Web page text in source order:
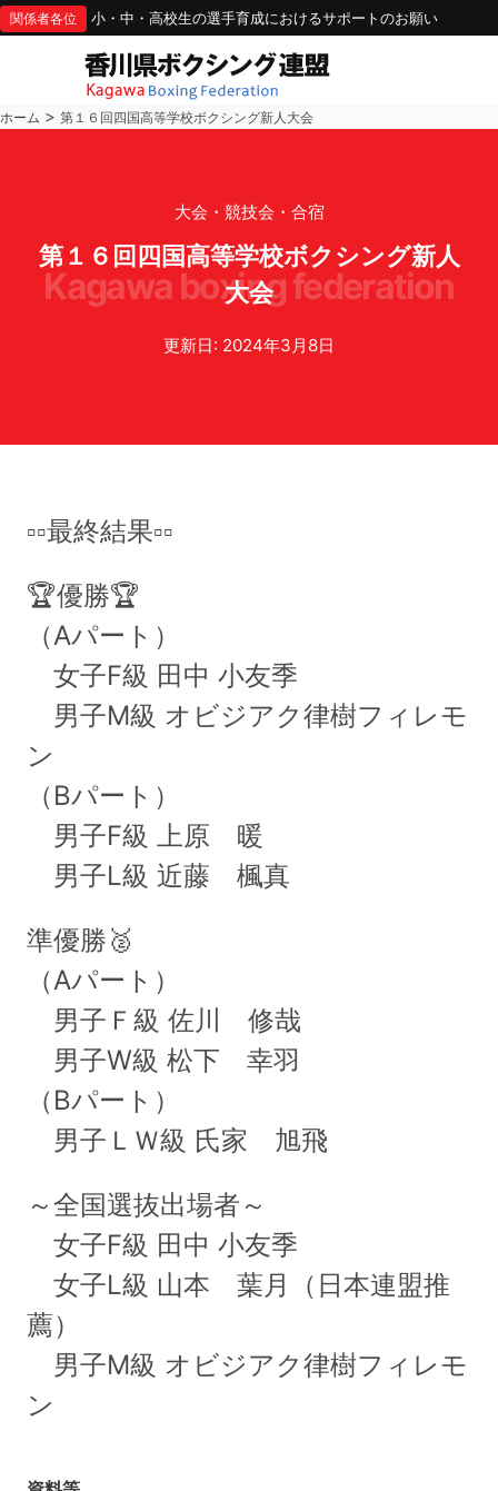
関係者各位 小・中・高校生の選手育成におけるサポートのお願い
ホーム > 第１６回四国高等学校ボクシング新人大会
kagawa boxing federation
大会・競技会・合宿
第１６回四国高等学校ボクシング新人
大会
更新日: 2024年3月8日
▫️▫️最終結果▫️▫️
🏆優勝🏆
（Aパート）
女子F級 田中 小友季
男子M級 オビジアク律樹フィレモ
ン
（Bパート）
男子F級 上原 暖
男子L級 近藤 楓真
準優勝🥈
（Aパート）
男子Ｆ級 佐川 修哉
男子W級 松下 幸羽
（Bパート）
男子ＬＷ級 氏家 旭飛
～全国選抜出場者～
女子F級 田中 小友季
女子L級 山本 葉月（日本連盟推
薦）
男子M級 オビジアク律樹フィレモ
ン